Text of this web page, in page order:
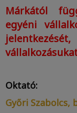
Márkától
egyéni
Oktató:
Győri Szabolcs,